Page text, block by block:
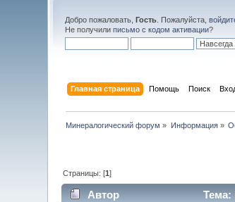
Добро пожаловать,Гость . Пожалуйста,
Не получилиписьмо с кодом активации?
Главная страница Помощь Поиск
Минералогический форум » Информация»
Страницы: [1]
Автор Тема: